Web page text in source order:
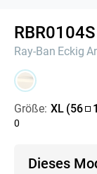
RBR0104S
Ray-Ban Eckig
Größe: XL (56
0
Dieses